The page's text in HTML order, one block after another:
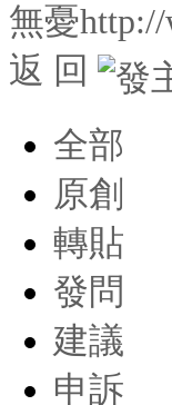
無憂
返 回
全部
原創
轉貼
發問
建議
申訴